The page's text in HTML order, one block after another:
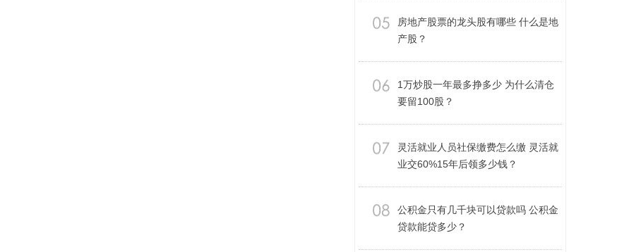
房地产股票的龙头股有哪些 什么是地
产股？
1万炒股一年最多挣多少 为什么清仓
要留100股？
灵活就业人员社保缴费怎么缴 灵活就
业交60%15年后领多少钱？
公积金只有几千块可以贷款吗 公积金
贷款能贷多少？